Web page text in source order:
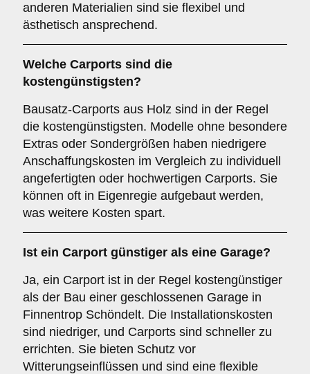
anderen Materialien sind sie flexibel und
ästhetisch ansprechend.
Welche Carports sind die
kostengünstigsten?
Bausatz-Carports aus Holz sind in der Regel
die kostengünstigsten. Modelle ohne besondere
Extras oder Sondergrößen haben niedrigere
Anschaffungskosten im Vergleich zu individuell
angefertigten oder hochwertigen Carports. Sie
können oft in Eigenregie aufgebaut werden,
was weitere Kosten spart.
Ist ein Carport günstiger als eine Garage?
Ja, ein Carport ist in der Regel kostengünstiger
als der Bau einer geschlossenen Garage in
Finnentrop Schöndelt. Die Installationskosten
sind niedriger, und Carports sind schneller zu
errichten. Sie bieten Schutz vor
Witterungseinflüssen und sind eine flexible